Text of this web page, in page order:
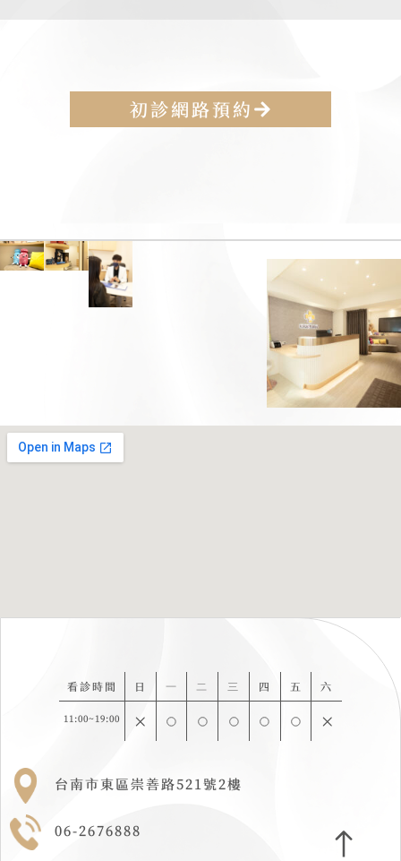
初診網路預約
看診時間 日 一 二 三 四 五 六
11:00~19:00
台南市東區崇善路521號2樓
06-2676888